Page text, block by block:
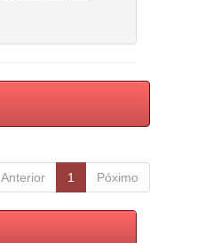
Anterior 1 Póximo